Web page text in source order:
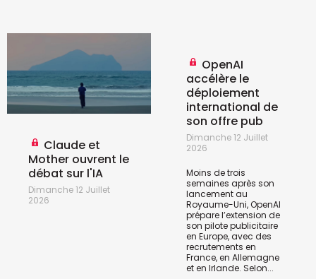
Claude et
Mother ouvrent le
débat sur l'IA
Dimanche 12 Juillet
2026
OpenAI
accélère le
déploiement
international de
son offre pub
Dimanche 12 Juillet
2026
Moins de trois
semaines après son
lancement au
Royaume-Uni, OpenAI
prépare l’extension de
son pilote publicitaire
en Europe, avec des
recrutements en
France, en Allemagne
et en Irlande. Selon...